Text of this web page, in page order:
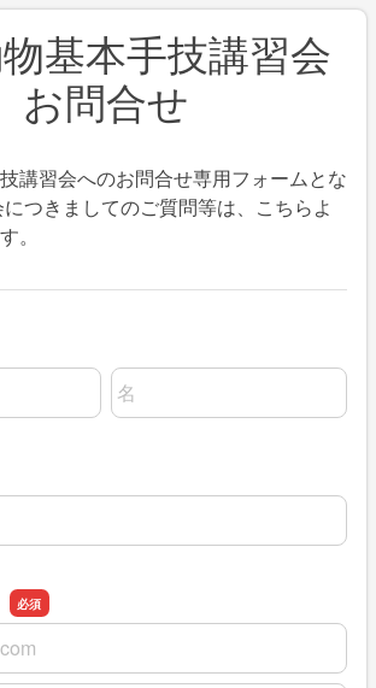
基本手技講習会
お問合せ
講習会へのお問合せ専用フォームとな
つきましてのご質問等は、こちらよ
。
名前の名